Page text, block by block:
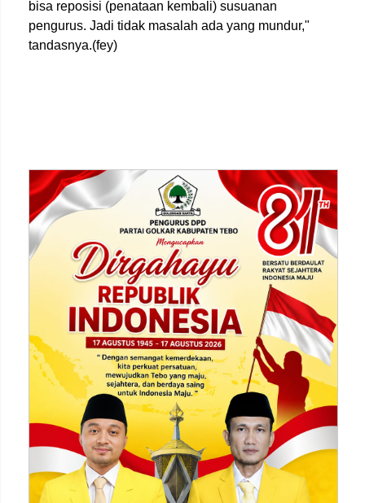
bisa reposisi (penataan kembali) susuanan
pengurus. Jadi tidak masalah ada yang mundur,"
tandasnya.(fey)